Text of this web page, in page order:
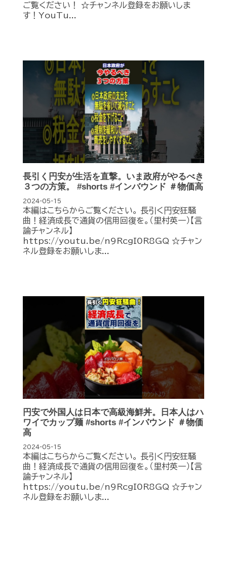
ご覧ください！ ☆チャンネル登録をお願いしま
す！YouTu...
長引く円安が生活を直撃。いま政府がやるべき
３つの方策。 #shorts #インバウンド ＃物価高
2024-05-15
本編はこちらからご覧ください。 長引く円安狂騒
曲！経済成長で通貨の信用回復を。（里村英一）【言
論チャンネル】
https://youtu.be/n9RcgI0R8GQ ☆チャン
ネル登録をお願いしま...
円安で外国人は日本で高級海鮮丼。日本人はハ
ワイでカップ麺 #shorts #インバウンド ＃物価
高
2024-05-15
本編はこちらからご覧ください。 長引く円安狂騒
曲！経済成長で通貨の信用回復を。（里村英一）【言
論チャンネル】
https://youtu.be/n9RcgI0R8GQ ☆チャン
ネル登録をお願いしま...